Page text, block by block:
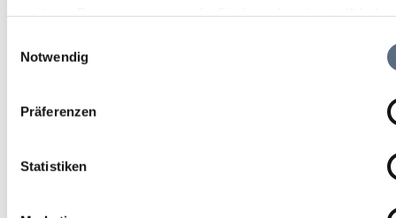
Notwendig
Präferenzen
Statistiken